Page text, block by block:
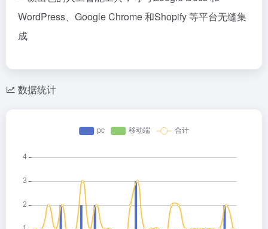
WordPress、Google Chrome 和Shopify 等平台无缝集
成
数据统计